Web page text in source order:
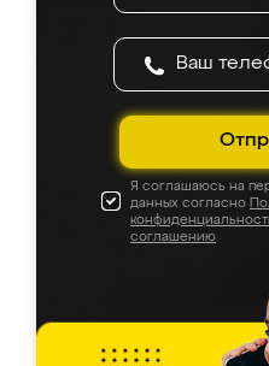
Я соглашаюсь на
данных согласно
соглашению